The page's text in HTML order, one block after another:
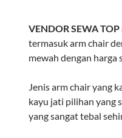
VENDOR SEWA TOP
termasuk arm chair
mewah dengan harga
Jenis arm chair yang
kayu jati pilihan yang
yang sangat tebal